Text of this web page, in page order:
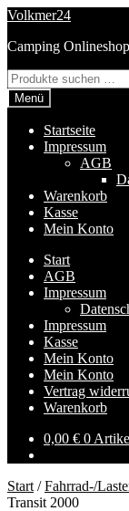
Zur
springen
Zum
springen
Volkmer24
Camping Onlineshop
Suchen
nach:
Menü
Startseite
Impressum
AGB
Warenkorb
Kasse
Mein Konto
Start
AGB
Impressum
Impressum
Kasse
Mein Konto
Mein Konto
Vertrag
Warenkorb
0,00 € 0
Start /Fahrrad-/
Transit 2000